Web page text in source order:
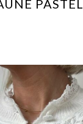
PASTEL